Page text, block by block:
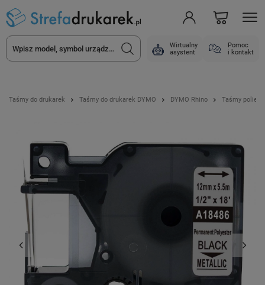
Wirtualny
asystent
Pomoc
i kontakt
Taśmy do drukarek Taśmy do drukarek DYMO DYMO Rhino Taśmy